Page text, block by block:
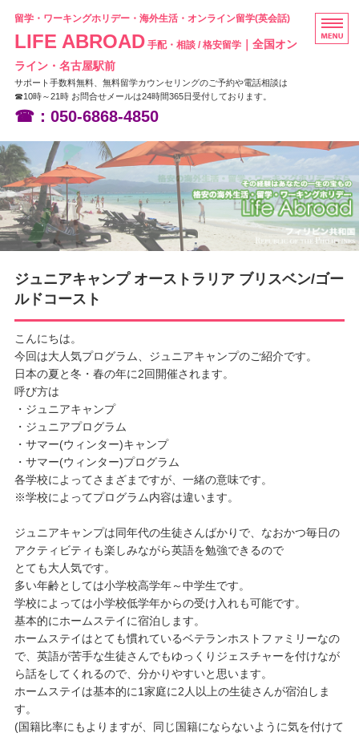
留学・ワーキングホリデー・海外生活・オンライン留学(英会話)
LIFE ABROAD手配・相談 / 格安留学｜全国オン
ライン・名古屋駅前
サポート手数料無料、無料留学カウンセリングのご予約や電話相談は
☎10時～21時 お問合せメールは24時間365日受付しております。
☎：050-6868-4850
HOME
フィリピン留学
ニュージーランド留学
お問い合わせ
ジュニアキャンプ オーストラリア ブリスベン/ゴー
ルドコースト
こんにちは。
今回は大人気プログラム、ジュニアキャンプのご紹介です。
日本の夏と冬・春の年に2回開催されます。
呼び方は
・ジュニアキャンプ
・ジュニアプログラム
・サマー(ウィンター)キャンプ
・サマー(ウィンター)プログラム
各学校によってさまざまですが、一緒の意味です。
※学校によってプログラム内容は違います。
ジュニアキャンプは同年代の生徒さんばかりで、なおかつ毎日の
アクティビティも楽しみながら英語を勉強できるので
とても大人気です。
多い年齢としては小学校高学年～中学生です。
学校によっては小学校低学年からの受け入れも可能です。
基本的にホームステイに宿泊します。
ホームステイはとても慣れているベテランホストファミリーなの
で、英語が苦手な生徒さんでもゆっくりジェスチャーを付けなが
ら話をしてくれるので、分かりやすいと思います。
ホームステイは基本的に1家庭に2人以上の生徒さんが宿泊しま
す。
(国籍比率にもよりますが、同じ国籍にならないように気を付けて